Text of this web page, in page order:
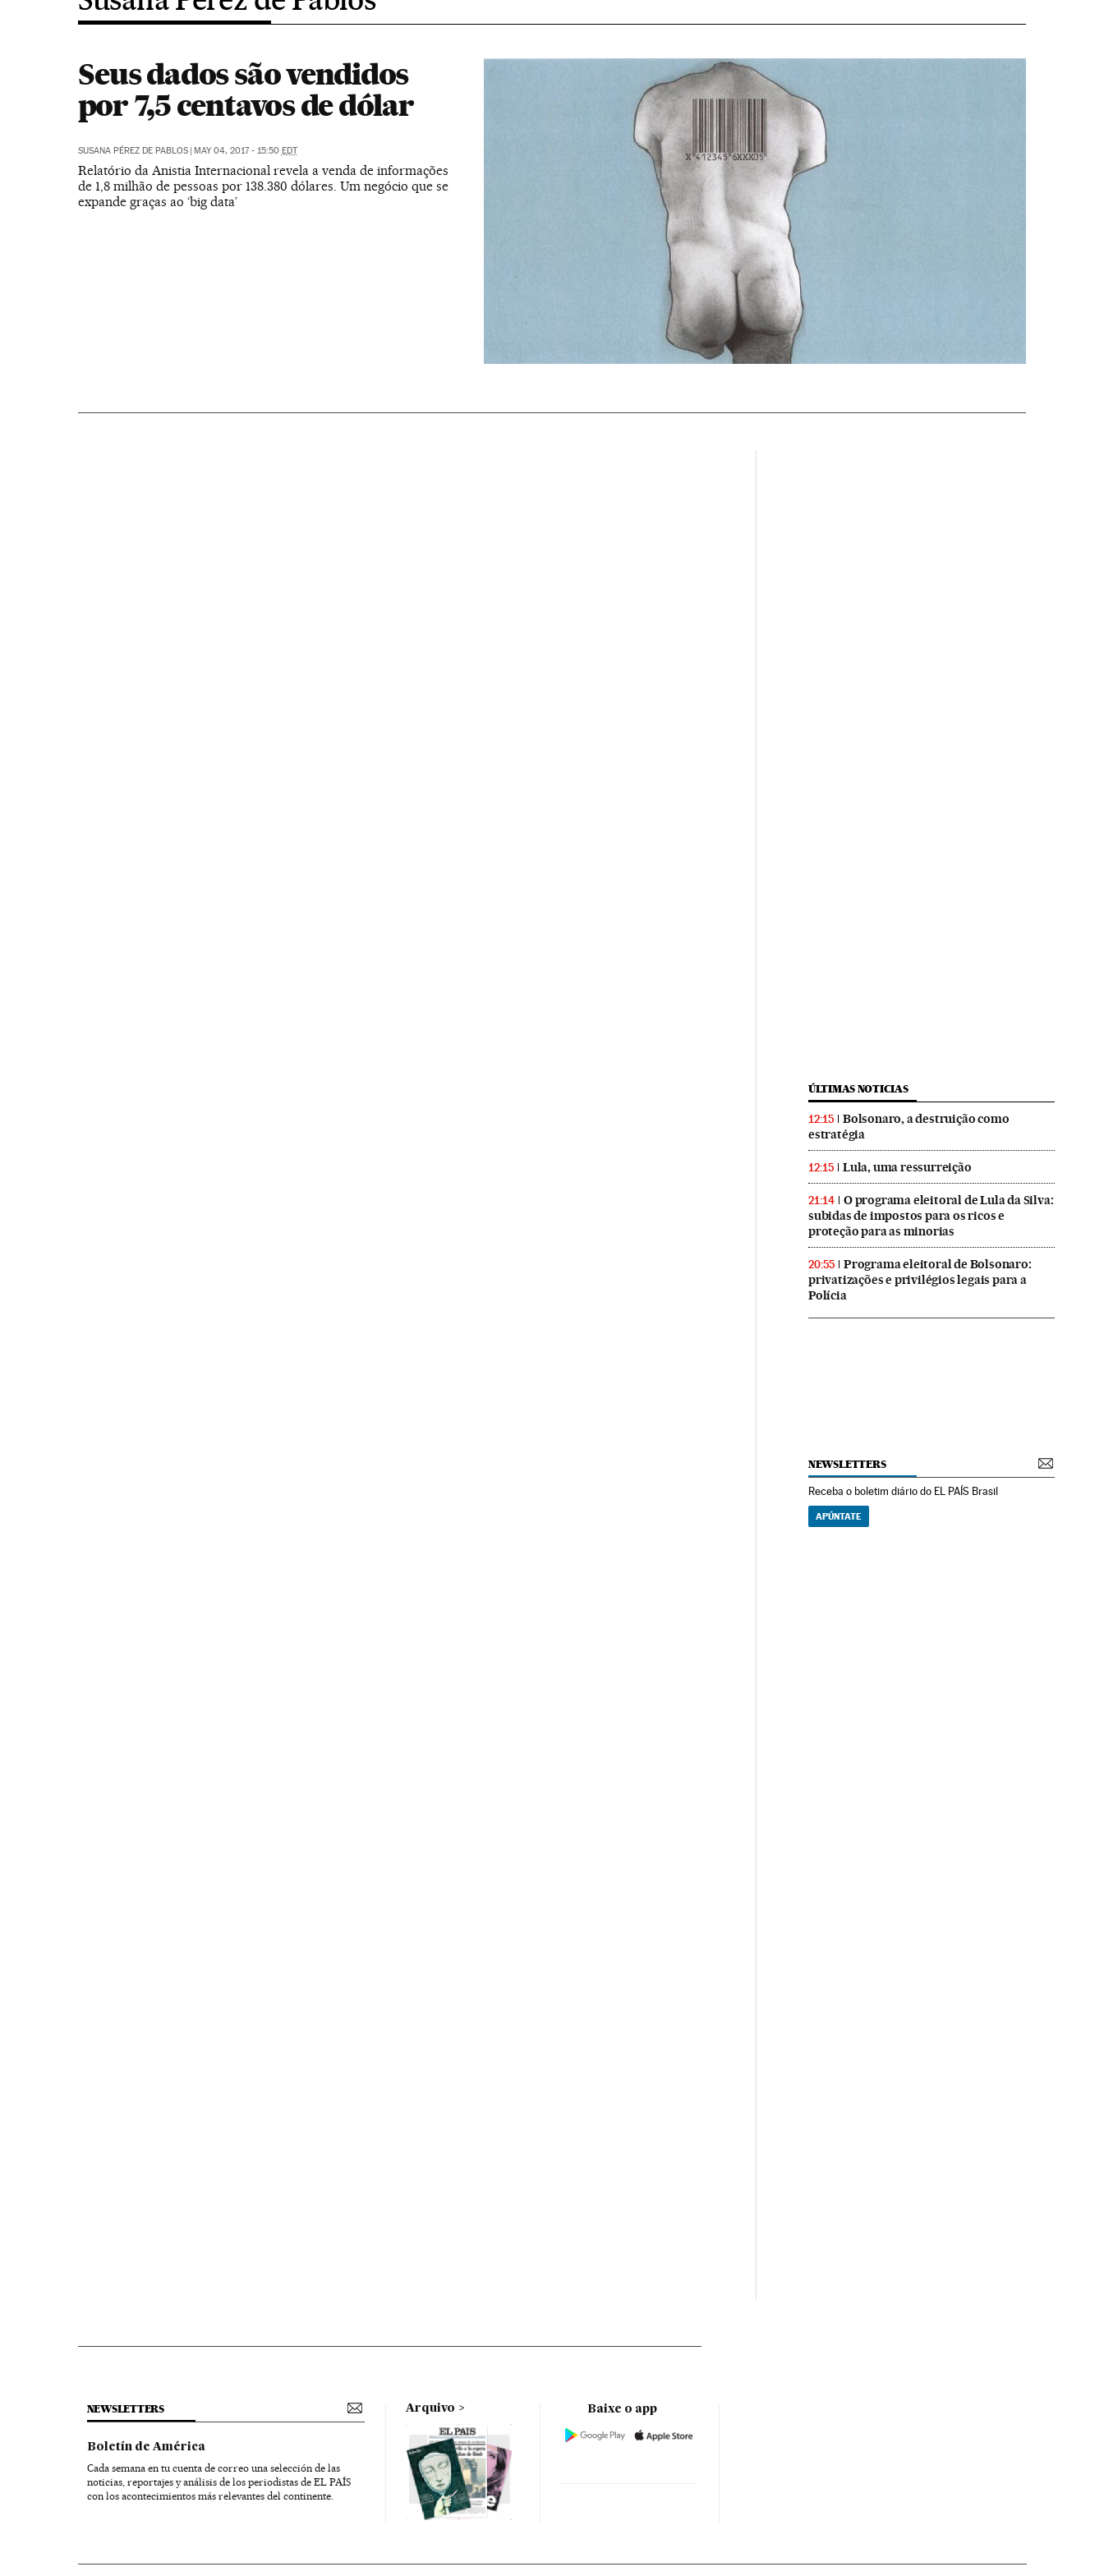
Seus dados são vendidos
por 7,5 centavos de dólar
SUSANA PÉREZ DE PABLOS | MAY 04, 2017 - 15:50 EDT
Relatório da Anistia Internacional revela a venda de informações
de 1,8 milhão de pessoas por 138.380 dólares. Um negócio que se
expande graças ao ‘big data’
ÚLTIMAS NOTICIAS
12:15
Bolsonaro, a destruição como
estratégia
12:15 Lula, uma ressurreição
21:14
O programa eleitoral de Lula da Silva:
subidas de impostos para os ricos e
proteção para as minorias
20:55
Programa eleitoral de Bolsonaro:
privatizações e privilégios legais para a
Polícia
NEWSLETTERS
Receba o boletim diário do EL PAÍS Brasil
APÚNTATE
NEWSLETTERS
Boletín de América
Cada semana en tu cuenta de correo una selección de las
noticias, reportajes y análisis de los periodistas de EL PAÍS
con los acontecimientos más relevantes del continente.
Arquivo Baixe o app